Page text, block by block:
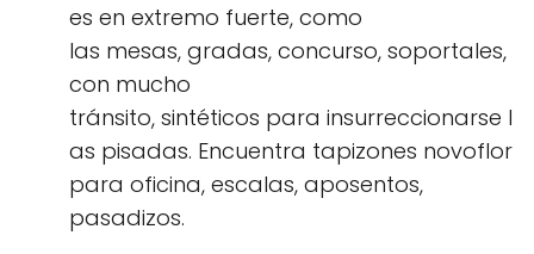
es en extremo fuerte, como
las mesas, gradas, concurso, soportales,
con mucho
tránsito, sintéticos para insurreccionarse l
as pisadas. Encuentra tapizones novoflor
para oficina, escalas, aposentos,
pasadizos.